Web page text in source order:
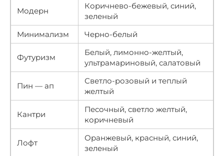
Модерн
Коричнево-бежевый, синий,
зеленый
Минимализм
Черно-белый
Футуризм
Белый, лимонно-желтый,
ультрамариновый, салатовый
Пин — ап
Светло-розовый и теплый
желтый
Кантри
Песочный, светло желтый,
коричневый
Лофт
Оранжевый, красный, синий,
зеленый